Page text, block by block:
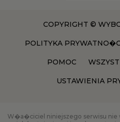
COPYRIGHT ©
POLITYKA
POMOC
USTAWIENIA
W�a�ciciel niniejszego serwisu nie